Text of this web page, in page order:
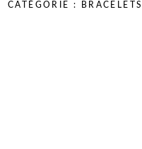
CATÉGORIE : BRACELETS